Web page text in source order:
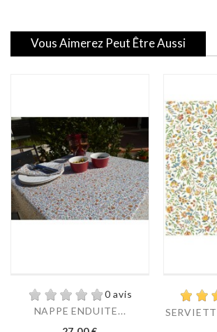
Vous Aimerez Peut Être Aussi
0 avis
NAPPE ENDUITE...